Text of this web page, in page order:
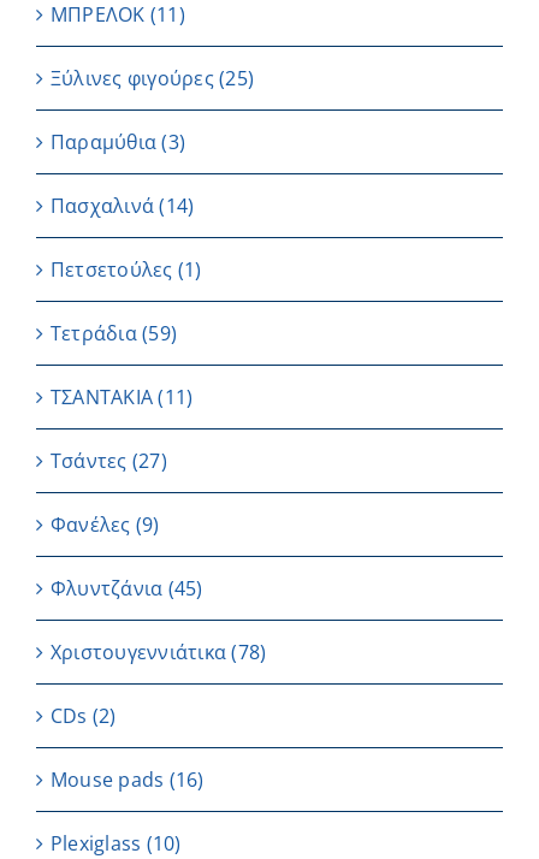
ΜΠΡΕΛΟΚ (11)
Ξύλινες φιγούρες(25)
Παραμύθια (3)
Πασχαλινά (14)
Πετσετούλες (1)
Τετράδια(59)
ΤΣΑΝΤΑΚΙΑ (11)
Τσάντες (27)
Φανέλες (9)
Φλυντζάνια (45)
Χριστουγεννιάτικα(78)
CDs (2)
Μouse pads (16)
Plexiglass (10)